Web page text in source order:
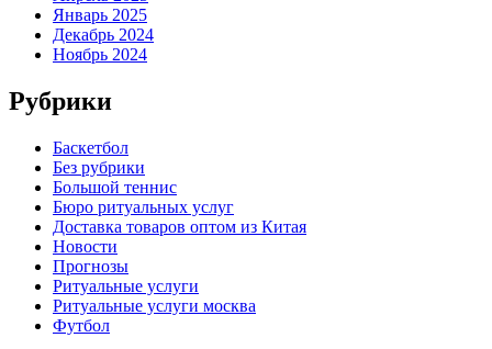
Январь 2025
Декабрь 2024
Ноябрь 2024
Рубрики
Баскетбол
Без рубрики
Большой теннис
Бюро ритуальных услуг
Доставка товаров оптом из Китая
Новости
Прогнозы
Ритуальные услуги
Ритуальные услуги москва
Футбол